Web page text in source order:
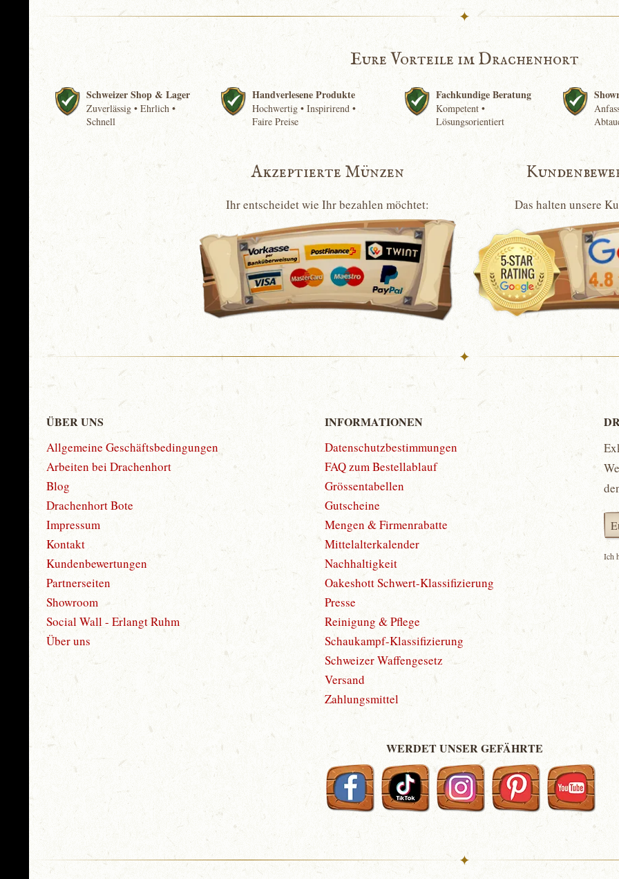
✦
Eure Vorteile im Drachenhort
Schweizer Shop & Lager
Zuverlässig • Ehrlich •
Schnell
Handverlesene Produkte
Hochwertig • Inspirirend •
Faire Preise
Fachkundige Beratung
Kompetent •
Lösungsorientiert
Akzeptierte Münzen
Ihr entscheidet wie Ihr bezahlen möchtet: Das halten unsere
✦
ÜBER UNS
Allgemeine Geschäftsbedingungen
Arbeiten bei Drachenhort
Blog
Drachenhort Bote
Impressum
Kontakt
Kundenbewertungen
Partnerseiten
Showroom
Social Wall - Erlangt Ruhm
Über uns
INFORMATIONEN
Datenschutzbestimmungen
FAQ zum Bestellablauf
Grössentabellen
Gutscheine
Mengen & Firmenrabatte
Mittelalterkalender
Nachhaltigkeit
Oakeshott Schwert-Klassifizierung
Presse
Reinigung & Pflege
Schaukampf-Klassifizierung
Schweizer Waffengesetz
Versand
Zahlungsmittel
Ich
WERDET UNSER GEFÄHRTE
✦